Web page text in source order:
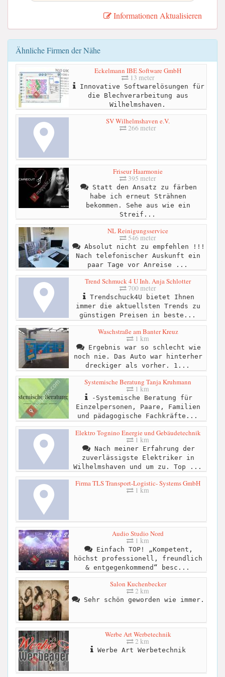
Informationen Aktualisieren
Ähnliche Firmen der Nähe
Eckelmann IBE Software GmbH
13 meter
Innovative Softwarelösungen für
die Blechverarbeitung aus
Wilhelmshaven.
SV Wilhelmshaven e.V.
266 meter
Friseur Haarmonie
395 meter
Statt den Ansatz zu färben
habe ich erneut Strähnen
bekommen. Sehe aus wie ein
Streif...
NL Reinigungsservice
546 meter
Absolut nicht zu empfehlen !!!
Nach telefonischer Auskunft ein
paar Tage vor Anreise ...
Trend Schmuck 4 U Inh. Anja Schlotter
700 meter
Trendschuck4U bietet Ihnen
immer die aktuellsten Trends zu
günstigen Preisen in beste...
Waschstraße am Banter Kreuz
1 km
Ergebnis war so schlecht wie
noch nie. Das Auto war hinterher
dreckiger als vorher. 1...
Systemische Beratung Tanja Kruhmann
1 km
-Systemische Beratung für
Einzelpersonen, Paare, Familien
und pädagogische Fachkräfte...
Elektro Tognino Energie und Gebäudetechnik
1 km
Nach meiner Erfahrung der
zuverlässigste Elektriker in
Wilhelmshaven und um zu. Top ...
Firma TLS Transport-Logistic- Systems GmbH
1 km
Audio Studio Nord
1 km
Einfach TOP! „Kompetent,
höchst professionell, freundlich
& entgegenkommend“ besc...
Salon Kuchenbecker
2 km
Sehr schön geworden wie immer.
Werbe Art Werbetechnik
2 km
Werbe Art Werbetechnik